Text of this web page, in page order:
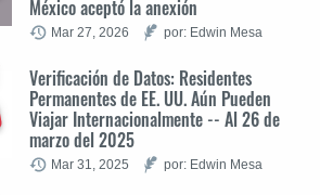
México aceptó la anexión
Mar 27, 2026 por: Edwin Mesa
Verificación de Datos: Residentes
Permanentes de EE. UU. Aún Pueden
Viajar Internacionalmente -- Al 26 de
marzo del 2025
Mar 31, 2025 por: Edwin Mesa